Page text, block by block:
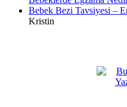
Bebek Bezi Tavsiyesi –
Kristin